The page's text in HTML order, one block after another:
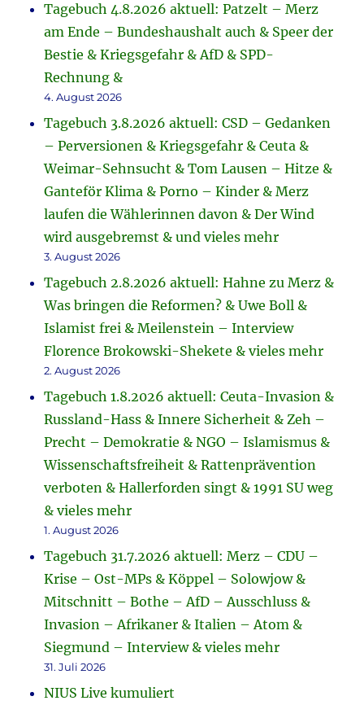
Tagebuch 4.8.2026 aktuell: Patzelt – Merz
am Ende – Bundeshaushalt auch & Speer der
Bestie & Kriegsgefahr & AfD & SPD-
Rechnung &
4. August 2026
Tagebuch 3.8.2026 aktuell: CSD – Gedanken
– Perversionen & Kriegsgefahr & Ceuta &
Weimar-Sehnsucht & Tom Lausen – Hitze &
Ganteför Klima & Porno – Kinder & Merz
laufen die Wählerinnen davon & Der Wind
wird ausgebremst & und vieles mehr
3. August 2026
Tagebuch 2.8.2026 aktuell: Hahne zu Merz &
Was bringen die Reformen? & Uwe Boll &
Islamist frei & Meilenstein – Interview
Florence Brokowski-Shekete & vieles mehr
2. August 2026
Tagebuch 1.8.2026 aktuell: Ceuta-Invasion &
Russland-Hass & Innere Sicherheit & Zeh –
Precht – Demokratie & NGO – Islamismus &
Wissenschaftsfreiheit & Rattenprävention
verboten & Hallerforden singt & 1991 SU weg
& vieles mehr
1. August 2026
Tagebuch 31.7.2026 aktuell: Merz – CDU –
Krise – Ost-MPs & Köppel – Solowjow &
Mitschnitt – Bothe – AfD – Ausschluss &
Invasion – Afrikaner & Italien – Atom &
Siegmund – Interview & vieles mehr
31. Juli 2026
NIUS Live kumuliert